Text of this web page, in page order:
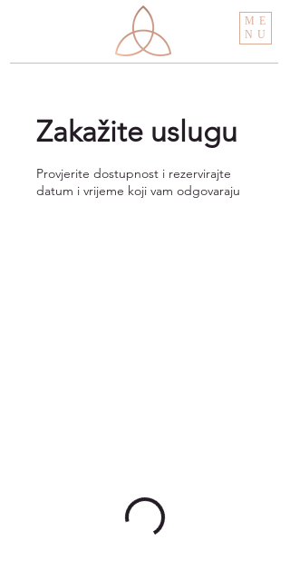
ME
NU
Zakažite uslugu
Provjerite dostupnost i rezervirajte
datum i vrijeme koji vam odgovaraju